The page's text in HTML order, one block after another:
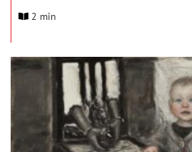
Jonge Lichting gedurende een
weer een nieuwe groep jongeren met
gaan om de drie instellingen voor
betekenisvoller te maken.
2 min